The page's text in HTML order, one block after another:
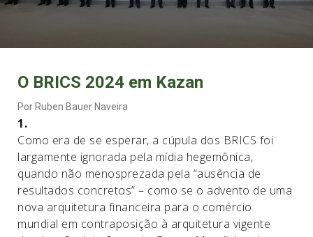
O BRICS 2024 em Kazan
Por Ruben Bauer Naveira
1.
Como era de se esperar, a cúpula dos BRICS foi
largamente ignorada pela mídia hegemônica,
quando não menosprezada pela “ausência de
resultados concretos” – como se o advento de uma
nova arquitetura financeira para o comércio
mundial em contraposição à arquitetura vigente